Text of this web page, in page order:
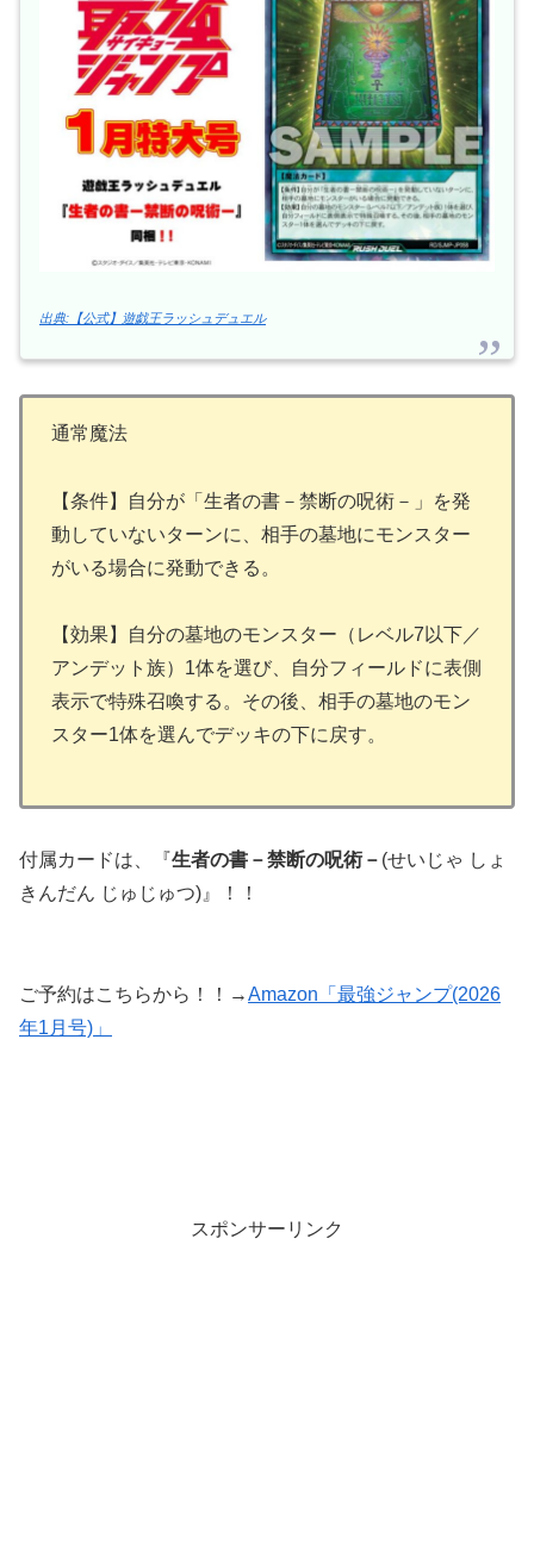
出典:【公式】遊戯王ラッシュデュエル
通常魔法
【条件】自分が「生者の書－禁断の呪術－」を発
動していないターンに、相手の墓地にモンスター
がいる場合に発動できる。
【効果】自分の墓地のモンスター（レベル7以下／
アンデット族）1体を選び、自分フィールドに表側
表示で特殊召喚する。その後、相手の墓地のモン
スター1体を選んでデッキの下に戻す。
付属カードは、『生者の書－禁断の呪術－ (せいじゃ しょ
きんだん じゅじゅつ)』！！
ご予約はこちらから！！→Amazon「最強ジャンプ(2026
年1月号)」
スポンサーリンク